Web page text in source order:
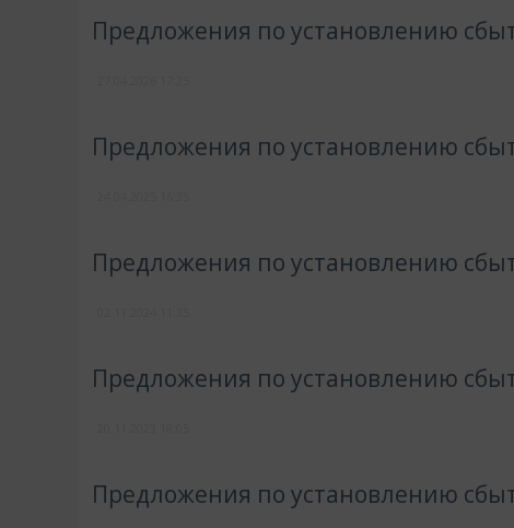
Предложения по установлению
Предложения по установлению
Предложения по установлению
Предложения по установлению
Предложения по установлению